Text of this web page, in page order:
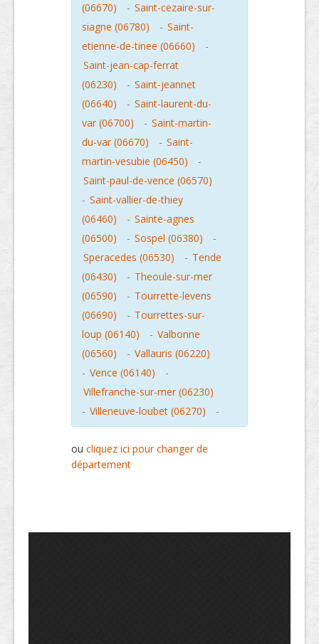
(06670)
- Saint-cezaire-sur-
siagne (06780)
- Saint-
etienne-de-tinee (06660)
-
Saint-jean-cap-ferrat
(06230)
- Saint-jeannet
(06640)
- Saint-laurent-du-
var (06700)
- Saint-martin-
du-var (06670)
- Saint-
martin-vesubie (06450)
-
Saint-paul-de-vence (06570)
- Saint-vallier-de-thiey
(06460)
- Sainte-agnes
(06500)
- Sospel (06380)
-
Speracedes (06530)
- Tende
(06430)
- Theoule-sur-mer
(06590)
- Tourrette-levens
(06690)
- Tourrettes-sur-
loup (06140)
- Valbonne
(06560)
- Vallauris (06220)
- Vence (06140)
-
Villefranche-sur-mer (06230)
- Villeneuve-loubet (06270) -
ou cliquez ici pour changer de
département